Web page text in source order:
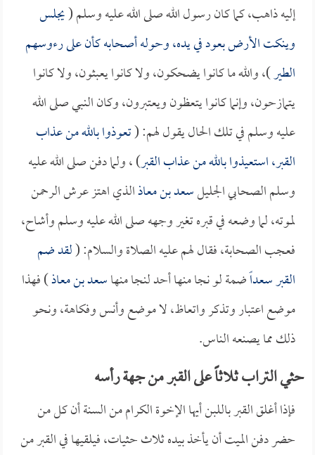
إليه ذاهب، كما كان رسول الله صلى الله عليه وسلم (يجلس
وينكت الأرض بعود في يده، وحوله أصحابه كأن على رءوسهم
الطير)، والله ما كانوا يضحكون، ولا كانوا يعبثون، ولا كانوا
يتمازحون، وإنما كانوا يتعظون ويعتبرون، وكان النبي صلى الله
عليه وسلم في تلك الحال يقول لهم: (تعوذوا بالله من عذاب
القبر، استعيذوا بالله من عذاب القبر) ، ولما دفن صلى الله عليه
وسلم الصحابي الجليلسعد بن معاذالذي اهتز عرش الرحمن
لموته، لما وضعه في قبره تغير وجهه صلى الله عليه وسلم وأشاح،
فعجب الصحابة، فقال لهم عليه الصلاة والسلام: (لقد ضم
القبرسعداًضمة لو نجا منها أحد لنجا منهاسعد بن معاذ) فهذا
موضع اعتبار وتذكر واتعاظ، لا موضع وأنس وفكاهة، ونحو
ذلك مما يصنعه الناس.
حثي التراب ثلاثاً على القبر من جهة رأسه
فإذا أغلق القبر باللبن أيها الإخوة الكرام من السنة أن كل من
حضر دفن الميت أن يأخذ بيده ثلاث حثيات، فيلقيها في القبر من